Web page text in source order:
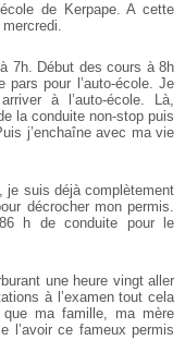
de Kerpape. A cette
7h. Début des cours à 8h
pars pour l’auto-école. Je
à l’auto-école. Là,
la conduite non-stop puis
j’enchaîne avec ma vie
je suis déjà complètement
décrocher mon permis.
h de conduite pour le
une heure vingt aller
à l’examen tout cela
ma famille, ma mère
l’avoir ce fameux permis